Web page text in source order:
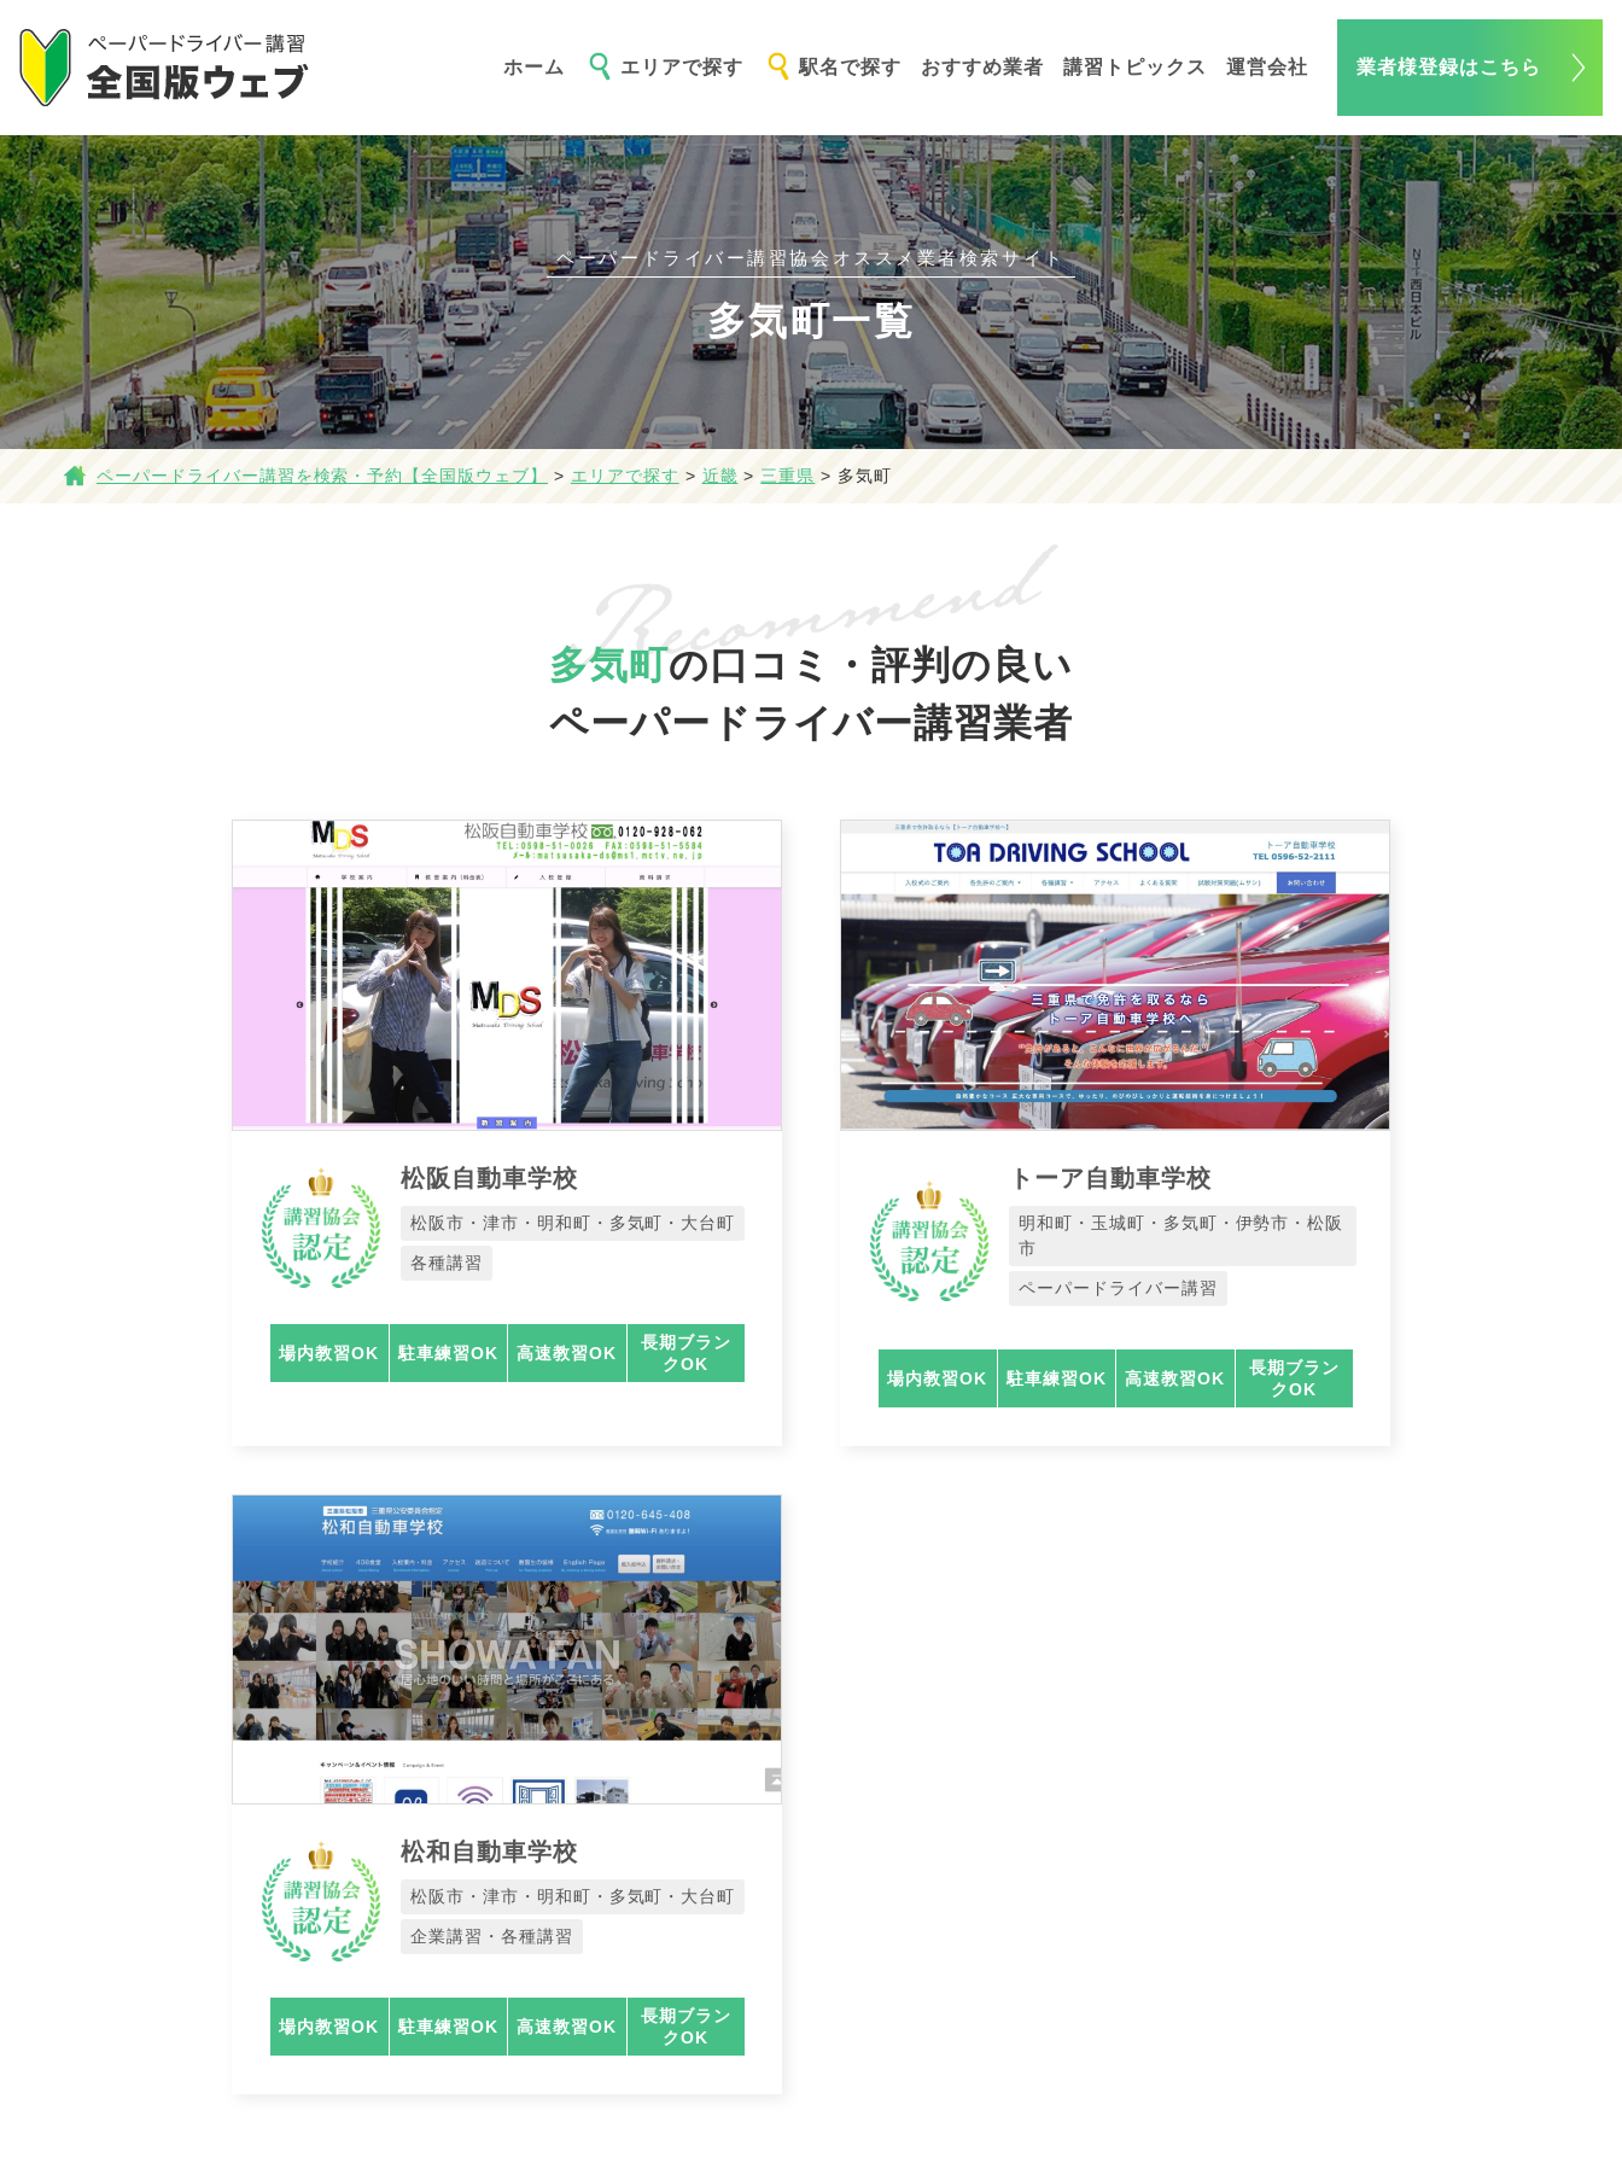
ホーム エリアで探す 駅名で探す おすすめ業者 講習トピックス 運営会社 業者様登録はこちら
ペーパードライバー講習協会オススメ業者検索サイト
多気町一覧
ペーパードライバー講習を検索・予約【全国版ウェブ】 > エリアで探す > 近畿 > 三重県 > 多気町
多気町の口コミ・評判の良い
ペーパードライバー講習業者
松阪自動車学校
松阪市・津市・明和町・多気町・大台町
各種講習
場内教習OK 駐車練習OK 高速教習OK
長期ブラン
クOK
トーア自動車学校
明和町・玉城町・多気町・伊勢市・松阪
市
ペーパードライバー講習
場内教習OK 駐車練習OK 高速教習OK
長期ブラン
クOK
松和自動車学校
松阪市・津市・明和町・多気町・大台町
企業講習・各種講習
場内教習OK 駐車練習OK 高速教習OK
長期ブラン
クOK